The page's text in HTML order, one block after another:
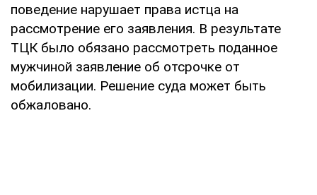
поведение нарушает права истца на
рассмотрение его заявления. В результате
ТЦК было обязано рассмотреть поданное
мужчиной заявление об отсрочке от
мобилизации. Решение суда может быть
обжаловано.